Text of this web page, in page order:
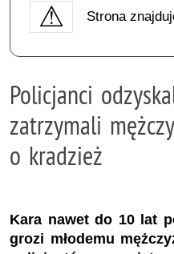
Strona
Policjanci
zatrzymali
o kradzież
Kara nawet do 10 lat
grozi młodemu